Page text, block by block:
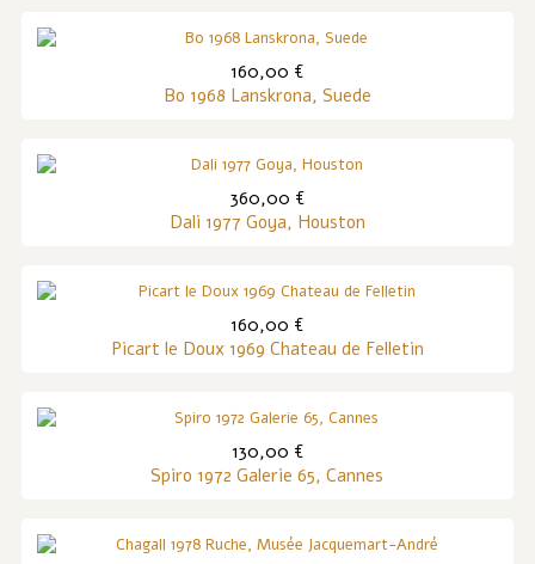
160,00 €
Bo 1968 Lanskrona, Suede
360,00 €
Dali 1977 Goya, Houston
160,00 €
Picart le Doux 1969 Chateau de Felletin
130,00 €
Spiro 1972 Galerie 65, Cannes